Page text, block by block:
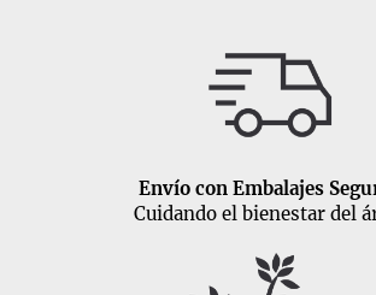
Envío con Embalajes
Cuidando el bienestar del